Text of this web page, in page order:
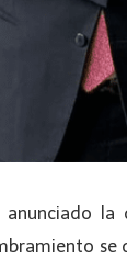
la